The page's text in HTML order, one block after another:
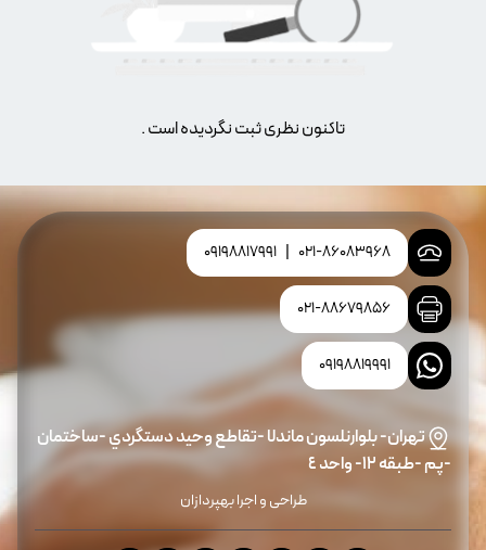
تاکنون نظری ثبت نگردیده است .
021-86083968
09198817991
021-88679856
09198819991
تهران- بلوارنلسون ماندلا -تقاطع وحيد دستگردي -ساختمان
-پم -طبقه ١٢- واحد ٤
طراحی و اجرا بهپردازان